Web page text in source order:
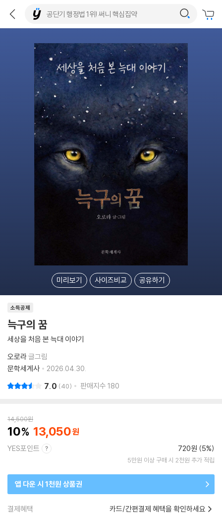
미리보기 사이즈비교 공유하기
소득공제
늑구의 꿈
세상을 처음 본 늑대 이야기
오로라글그림
문학세계사
2026.04.30.
7.0 40 판매지수 180
14,500원
10 13,050
YES포인트 720원 (5%)
5만원 이상 구매 시 2천원 추가 적립
앱 다운 시 1천원 상품권
결제혜택 카드/간편결제 혜택을 확인하세요